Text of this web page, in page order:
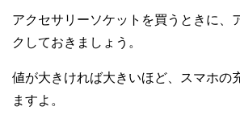
アクセサリーソケットを買うときに、
クしておきましょう。
値が大きければ大きいほど、スマホの
ますよ。